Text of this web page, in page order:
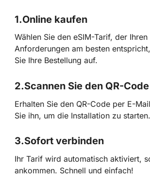
1.Online kaufen
Wählen Sie den eSIM-Tarif, der Ihren
Anforderungen am besten
Sie Ihre Bestellung auf.
2.Scannen Sie den QR-Code
Erhalten Sie den QR-Code per E-
Sie ihn, um die Installation zu starten.
3.Sofort verbinden
Ihr Tarif wird automatisch aktiviert,
ankommen. Schnell und einfach!